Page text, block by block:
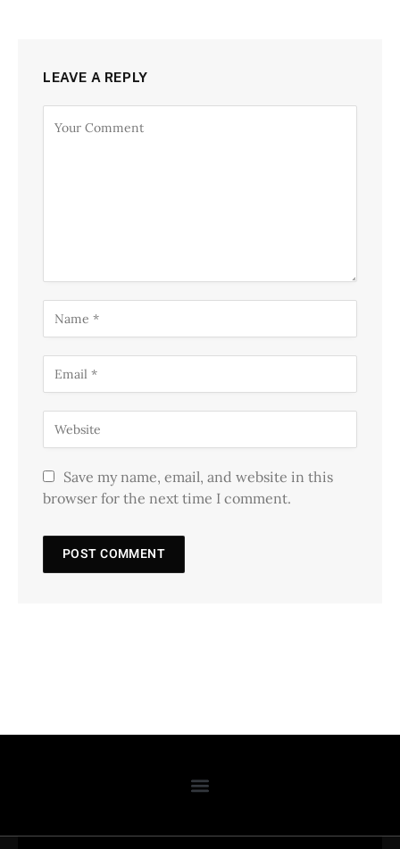
LEAVE A REPLY
Save my name, email, and website in this
browser for the next time I comment.